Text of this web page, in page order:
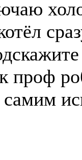
проф